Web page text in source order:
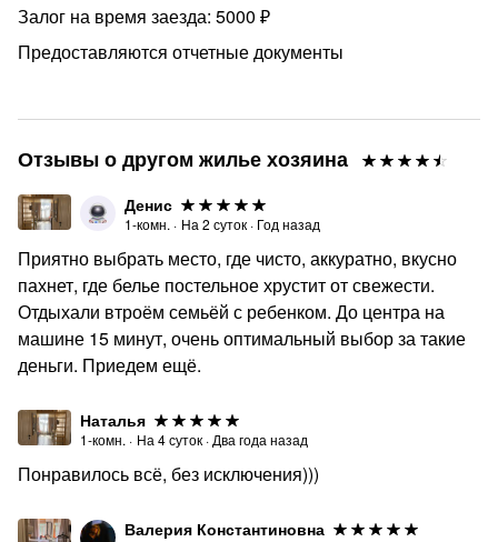
Залог на время заезда: 5000 ₽
Предоставляются отчетные документы
Отзывы о другом жилье хозяина
Денис
1-комн. · На 2 суток · Год назад
Приятно выбрать место, где чисто, аккуратно, вкусно
пахнет, где белье постельное хрустит от свежести.
Отдыхали втроём семьёй с ребенком. До центра на
машине 15 минут, очень оптимальный выбор за такие
деньги. Приедем ещё.
Наталья
1-комн. · На 4суток · Два года назад
Понравилось всё, без исключения)))
Валерия Константиновна